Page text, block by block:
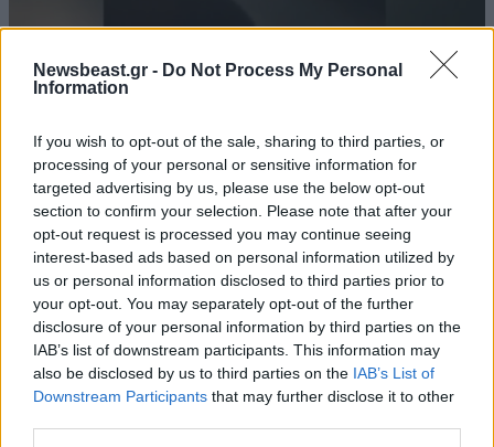
Newsbeast.gr - Do Not Process My Personal
Information
If you wish to opt-out of the sale, sharing to third parties, or
processing of your personal or sensitive information for
targeted advertising by us, please use the below opt-out
section to confirm your selection. Please note that after your
opt-out request is processed you may continue seeing
interest-based ads based on personal information utilized by
us or personal information disclosed to third parties prior to
your opt-out. You may separately opt-out of the further
disclosure of your personal information by third parties on the
IAB’s list of downstream participants. This information may
also be disclosed by us to third parties on the IAB’s List of
Downstream Participants that may further disclose it to other
ΕΛΛΑΔΑ3 ω. πριν
τροχαίο στις Σέρρες: Η στιγμή που το ΙΧ μπαίνει
στο αντίθετο ρεύμα – Ακαριαία πέθαναν γιος
και μητέρα